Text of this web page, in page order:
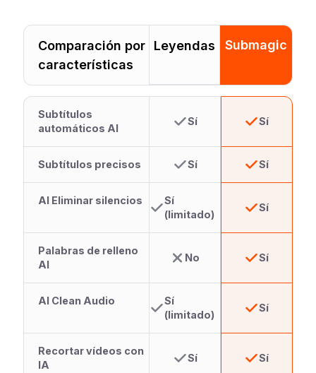
Comparación por
características
Leyendas Submagic
Subtítulos
automáticos AI
Sí Sí
Subtítulos precisos Sí Sí
AI Eliminar silencios
Sí
(limitado)
Sí
Palabras de relleno
AI
No Sí
AI Clean Audio
Sí
(limitado)
Sí
Recortar vídeos con
IA
Sí Sí